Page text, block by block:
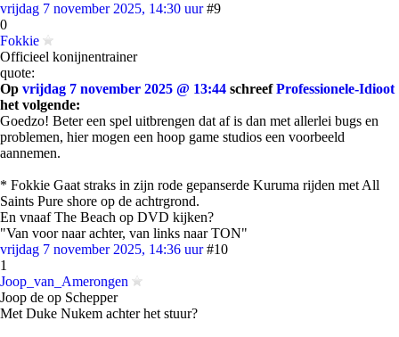
vrijdag 7 november 2025, 14:30 uur #9
0
Fokkie
Officieel konijnentrainer
quote:
Op vrijdag 7 november 2025 @ 13:44 schreefProfessionele-Idioot
het volgende:
Goedzo! Beter een spel uitbrengen dat af is dan met allerlei bugs en
problemen, hier mogen een hoop game studios een voorbeeld
aannemen.
* Fokkie Gaat straks in zijn rode gepanserde Kuruma rijden met All
Saints Pure shore op de achtrgrond.
En vnaaf The Beach op DVD kijken?
"Van voor naar achter, van links naar TON"
vrijdag 7 november 2025, 14:36 uur #10
1
Joop_van_Amerongen
Joop de op Schepper
Met Duke Nukem achter het stuur?